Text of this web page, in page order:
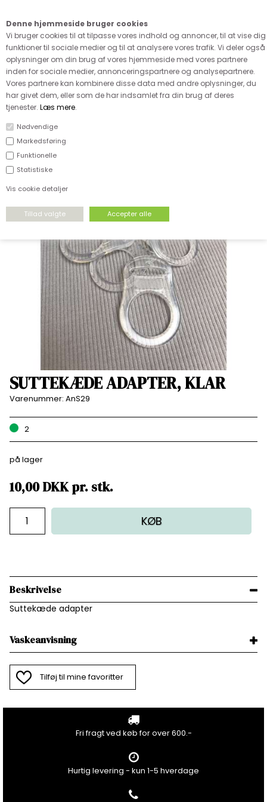
Denne hjemmeside bruger cookies
Vi bruger cookies til at tilpasse vores indhold og annoncer, til at vise dig
funktioner til sociale medier og til at analysere vores trafik. Vi deler også
oplysninger om din brug af vores hjemmeside med vores partnere
inden for sociale medier, annonceringspartnere og analysepartnere.
Vores partnere kan kombinere disse data med andre oplysninger, du
har givet dem, eller som de har indsamlet fra din brug af deres
tjenester. Læs mere.
Nødvendige
Markedsføring
Funktionelle
Statistiske
Vis cookie detaljer
FORSIDE›TILBEHØR›
SUTTEKÆDE ADAPTER, KLAR
Varenummer: AnS29
2
på lager
10,00DKKpr. stk.
KØB
Beskrivelse
Suttekæde adapter
Vaskeanvisning
Tilføj til mine favoritter
Fri fragt ved køb for over 600.-
Hurtig levering - kun 1-5 hverdage